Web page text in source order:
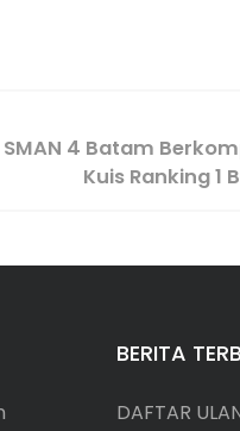
SMAN 4 Batam
Kuis Ranking 1
BERITA
DAFTAR